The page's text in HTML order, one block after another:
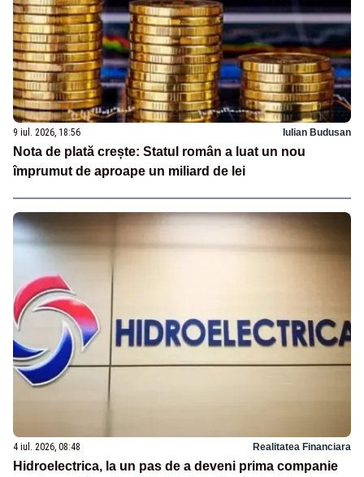
9 iul. 2026, 18:56 Iulian Budusan
Nota de plată crește: Statul român a luat un nou
împrumut de aproape un miliard de lei
4 iul. 2026, 08:48 Realitatea Financiara
Hidroelectrica, la un pas de a deveni prima companie